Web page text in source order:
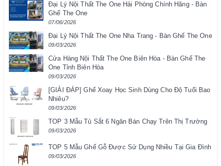
Đại Lý Nội Thất The One Hải Phòng Chính Hãng - Bàn
Ghế The One
07/06/2026
Đại Lý Nội Thất The One Nha Trang - Bàn Ghế The One
09/03/2026
Cửa Hàng Nội Thất The One Biên Hòa - Bàn Ghế The
One Tỉnh Biên Hòa
09/03/2026
[GIẢI ĐÁP] Ghế Xoay Học Sinh Dùng Cho Độ Tuổi Bao
Nhiêu?
09/03/2026
TOP 3 Mẫu Tủ Sắt 6 Ngăn Bán Chạy Trên Thị Trường
09/03/2026
TOP 5 Mẫu Ghế Gỗ Được Sử Dụng Nhiều Tại Gia Đình
09/03/2026